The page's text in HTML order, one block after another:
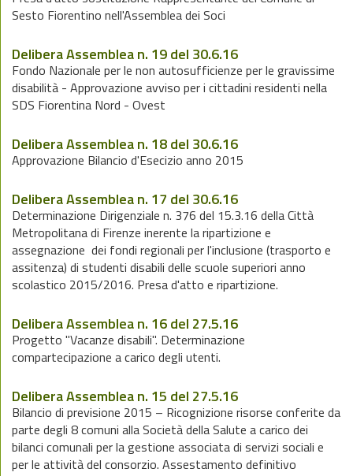
Sesto Fiorentino nell'Assemblea dei Soci
Delibera Assemblea n. 19 del 30.6.16
Fondo Nazionale per le non autosufficienze per le gravissime
disabilità - Approvazione avviso per i cittadini residenti nella
SDS Fiorentina Nord - Ovest
Delibera Assemblea n. 18 del 30.6.16
Approvazione Bilancio d'Esecizio anno 2015
Delibera Assemblea n. 17 del 30.6.16
Determinazione Dirigenziale n. 376 del 15.3.16 della Città
Metropolitana di Firenze inerente la ripartizione e
assegnazione dei fondi regionali per l'inclusione (trasporto e
assitenza) di studenti disabili delle scuole superiori anno
scolastico 2015/2016. Presa d'atto e ripartizione.
Delibera Assemblea n. 16 del 27.5.16
Progetto "Vacanze disabili". Determinazione
compartecipazione a carico degli utenti.
Delibera Assemblea n. 15 del 27.5.16
Bilancio di previsione 2015 – Ricognizione risorse conferite da
parte degli 8 comuni alla Società della Salute a carico dei
bilanci comunali per la gestione associata di servizi sociali e
per le attività del consorzio. Assestamento definitivo